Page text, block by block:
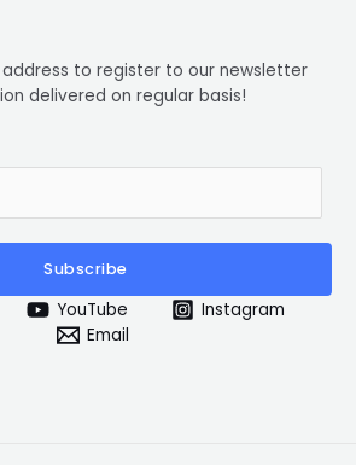
address to register to our newsletter
delivered on regular basis!
Subscribe
YouTube
Instagram
Email